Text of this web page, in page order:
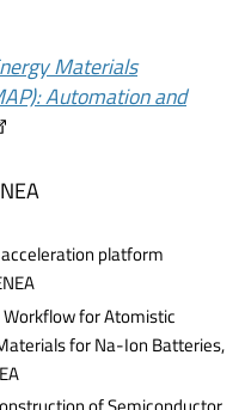
Materials
Automation and
platform
for Atomistic
for Na-Ion Batteries,